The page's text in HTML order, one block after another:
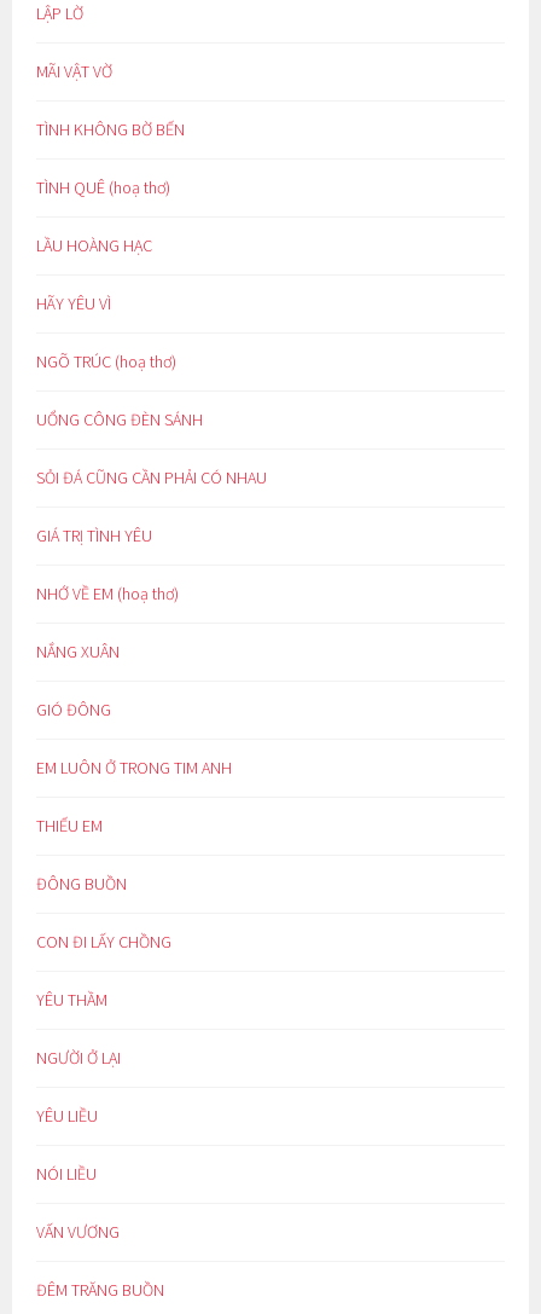
LẬP LỜ
MÃI VẬT VỜ
TÌNH KHÔNG BỜ BẾN
TÌNH QUÊ (hoạ thơ)
LẦU HOÀNG HẠC
HÃY YÊU VÌ
NGÕ TRÚC (hoạ thơ)
UỔNG CÔNG ĐÈN SÁNH
SỎI ĐÁ CŨNG CẦN PHẢI CÓ NHAU
GIÁ TRỊ TÌNH YÊU
NHỚ VỀ EM (hoạ thơ)
NẮNG XUÂN
GIÓ ĐÔNG
EM LUÔN Ở TRONG TIM ANH
THIẾU EM
ĐÔNG BUỒN
CON ĐI LẤY CHỒNG
YÊU THẦM
NGƯỜI Ở LẠI
YÊU LIỀU
NÓI LIỀU
VẤN VƯƠNG
ĐÊM TRĂNG BUỒN